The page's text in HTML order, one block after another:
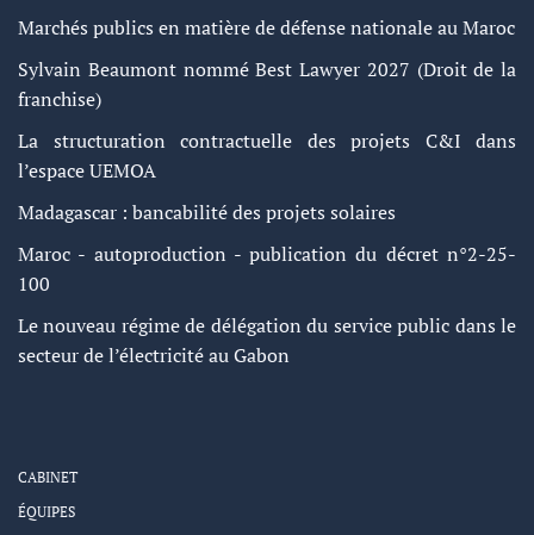
Marchés publics en matière de défense nationale au Maroc
Sylvain Beaumont nommé Best Lawyer 2027 (Droit de la
franchise)
La structuration contractuelle des projets C&I dans
l’espace UEMOA
Madagascar : bancabilité des projets solaires
Maroc - autoproduction - publication du décret n°2-25-
100
Le nouveau régime de délégation du service public dans le
secteur de l’électricité au Gabon
CABINET
ÉQUIPES